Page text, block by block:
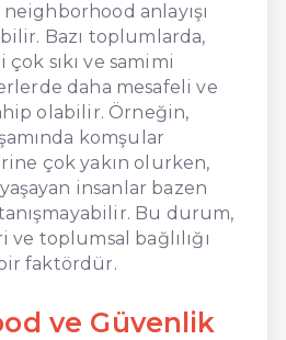
anlayışı
Bazı toplumlarda,
sıkı ve samimi
daha mesafeli ve
olabilir. Örneğin,
komşular
çok yakın olurken,
insanlar bazen
Bu durum,
toplumsal bağlılığı
faktördür.
ve Güvenlik